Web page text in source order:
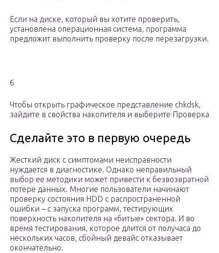
Если на диске, который вы хотите проверить,
установлена операционная система, программа
предложит выполнить проверку после перезагрузки.
6
Чтобы открыть графическое представление chkdsk,
зайдите в свойства накопителя и выберите Проверка
Сделайте это в первую очередь
Жесткий диск с симптомами неисправности
нуждается в диагностике. Однако неправильный
выбор ее методики может привести к безвозвратной
потере данных. Многие пользователи начинают
проверку состояния HDD с распространенной
ошибки – с запуска программ, тестирующих
поверхность накопителя на «битые» сектора. И во
время тестирования, которое длится от получаса до
нескольких часов, сбойный девайс отказывает
окончательно.